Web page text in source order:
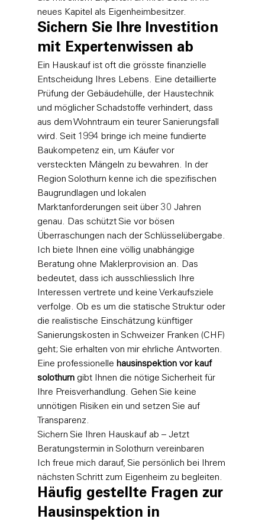
neues Kapitel als Eigenheimbesitzer.
Sichern Sie Ihre Investition
mit Expertenwissen ab
Ein Hauskauf ist oft die grösste finanzielle
Entscheidung Ihres Lebens. Eine detaillierte
Prüfung der Gebäudehülle, der Haustechnik
und möglicher Schadstoffe verhindert, dass
aus dem Wohntraum ein teurer Sanierungsfall
wird. Seit 1994 bringe ich meine fundierte
Baukompetenz ein, um Käufer vor
versteckten Mängeln zu bewahren. In der
Region Solothurn kenne ich die spezifischen
Baugrundlagen und lokalen
Marktanforderungen seit über 30 Jahren
genau. Das schützt Sie vor bösen
Überraschungen nach der Schlüsselübergabe.
Ich biete Ihnen eine völlig unabhängige
Beratung ohne Maklerprovision an. Das
bedeutet, dass ich ausschliesslich Ihre
Interessen vertrete und keine Verkaufsziele
verfolge. Ob es um die statische Struktur oder
die realistische Einschätzung künftiger
Sanierungskosten in Schweizer Franken (CHF)
geht; Sie erhalten von mir ehrliche Antworten.
Eine professionelle hausinspektion vor kauf
solothurn gibt Ihnen die nötige Sicherheit für
Ihre Preisverhandlung. Gehen Sie keine
unnötigen Risiken ein und setzen Sie auf
Transparenz.
Sichern Sie Ihren Hauskauf ab – Jetzt
Beratungstermin in Solothurn vereinbaren
Ich freue mich darauf, Sie persönlich bei Ihrem
nächsten Schritt zum Eigenheim zu begleiten.
Häufig gestellte Fragen zur
Hausinspektion in